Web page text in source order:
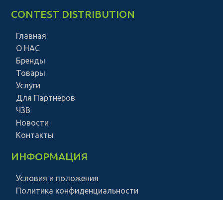
CONTEST DISTRIBUTION
Главная
О НАС
Бренды
Товары
Услуги
Для Партнеров
ЧЗВ
Новости
Контакты
ИНФОРМАЦИЯ
Условия и положения
Политика конфиденциальности